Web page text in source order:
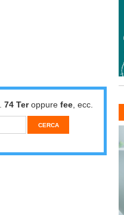
74 Teroppure fee , ecc.